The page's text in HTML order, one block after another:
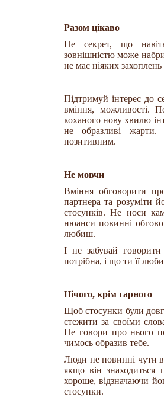
Разом цікаво
Не секрет, що
зовнішністю може
не має ніяких захоплень
Підтримуй інтерес до
вміння, можливості.
коханого нову хвилю
не образливі
позитивним.
Не мовчи
Вміння обговорити
партнера та розуміти
стосунків. Не носи
нюанси повинні
любиш.
І не забувай
потрібна, і що ти її
Нічого, крім гарного
Щоб стосунки були
стежити за своїми
Не говори про нього
чимось образив тебе.
Люди не повинні чути
якщо він знаходиться
хороше, відзначаючи
стосунки.